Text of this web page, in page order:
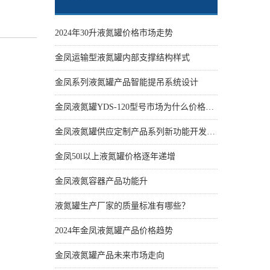
2024年30升液氮罐价格市场走势
金凤运输型液氮罐内部支撑结构样式
金凤系列液氮罐产品智能提吊系统设计
金凤液氮罐YDS-120型号市场为什么价格性价比更高些
金凤液氮罐供应定制产品系列新功能开发设计
金凤50l以上液氮罐价格逐年递增
金凤液氮容器产品功能升
液氮罐生产厂家的质量标准有哪些？
2024年金凤液氮罐产品价格趋势
金凤液氮罐产品未来市场走向